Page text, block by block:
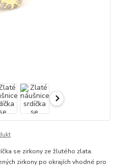
se zirkony ze žlutého zlata.
zirkony po okrajích vhodné pro